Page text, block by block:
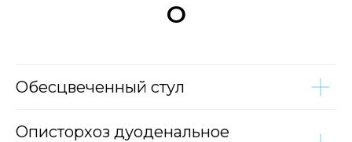
О
Обесцвеченный стул
Описторхоз дуоденальное